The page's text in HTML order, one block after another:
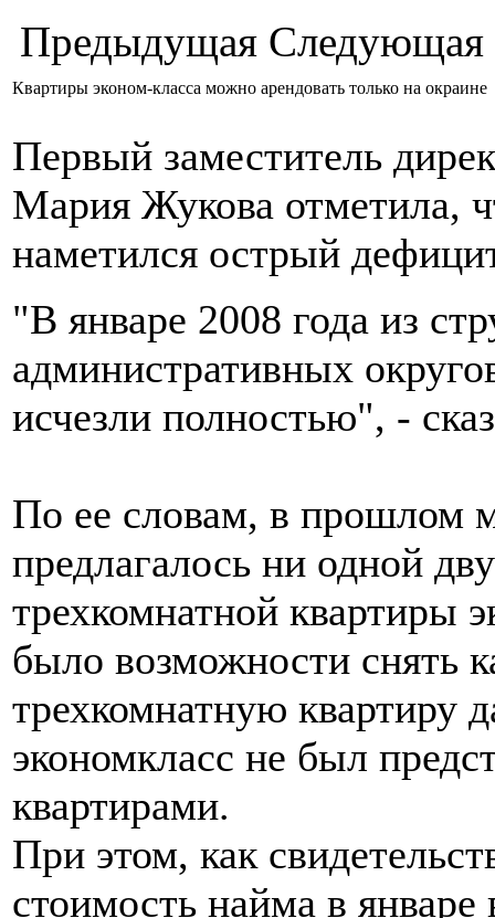
Предыдущая Следующая
Квартиры эконом-класса можно арендовать только на окраине
Первый заместитель
Мария Жукова отметила,
наметился острый
"В январе 2008 года из
административных
исчезли полностью", -
По ее словам, в прошлом
предлагалось ни одной
трехкомнатной
было возможности снять
трехкомнатную квартиру
экономкласс не был
квартирами.
При этом, как
стоимость найма в